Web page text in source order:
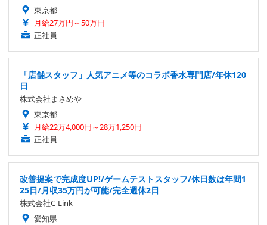
東京都
月給27万円～50万円
正社員
「店舗スタッフ」人気アニメ等のコラボ香水専門店/年休120
日
株式会社まさめや
東京都
月給22万4,000円～28万1,250円
正社員
改善提案で完成度UP!/ゲームテストスタッフ/休日数は年間1
25日/月収35万円が可能/完全週休2日
株式会社C-Link
愛知県